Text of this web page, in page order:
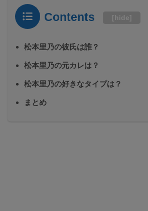
Contents [hide]
松本里乃の彼氏は誰？
松本里乃の元カレは？
松本里乃の好きなタイプは？
まとめ